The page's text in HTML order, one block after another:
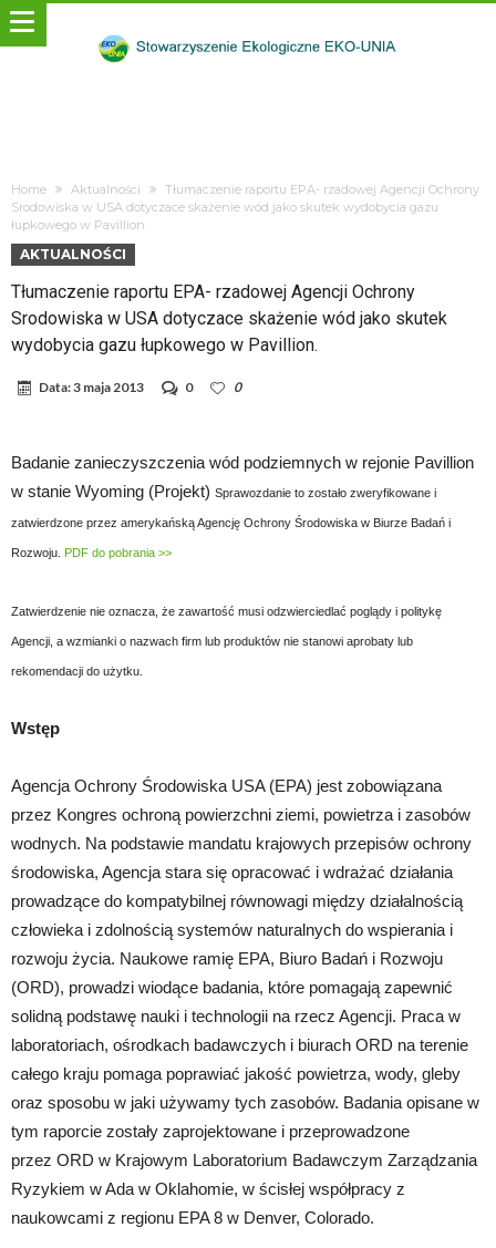
Home Aktualności
Tłumaczenie raportu EPA- rzadowej Agencji Ochrony
Srodowiska w USA dotyczace skażenie wód jako skutek wydobycia gazu
łupkowego w Pavillion.
AKTUALNOŚCI
Tłumaczenie raportu EPA- rzadowej Agencji Ochrony
Srodowiska w USA dotyczace skażenie wód jako skutek
wydobycia gazu łupkowego w Pavillion.
Data:3 maja 2013 0 0
Badanie zanieczyszczenia wód podziemnych w rejonie Pavillion
w stanie Wyoming (Projekt) Sprawozdanie to zostało zweryfikowane i
zatwierdzone przez amerykańską Agencję Ochrony Środowiska w Biurze Badań i
Rozwoju. PDF do pobrania >>
Zatwierdzenie nie oznacza, że zawartość musi odzwierciedlać poglądy i politykę
Agencji, a wzmianki o nazwach firm lub produktów nie stanowi aprobaty lub
rekomendacji do użytku.
Wstęp
Agencja Ochrony Środowiska USA (EPA) jest zobowiązana
przez Kongres ochroną powierzchni ziemi, powietrza i zasobów
wodnych. Na podstawie mandatu krajowych przepisów ochrony
środowiska, Agencja stara się opracować i wdrażać działania
prowadzące do kompatybilnej równowagi między działalnością
człowieka i zdolnością systemów naturalnych do wspierania i
rozwoju życia. Naukowe ramię EPA, Biuro Badań i Rozwoju
(ORD), prowadzi wiodące badania, które pomagają zapewnić
solidną podstawę nauki i technologii na rzecz Agencji. Praca w
laboratoriach, ośrodkach badawczych i biurach ORD na terenie
całego kraju pomaga poprawiać jakość powietrza, wody, gleby
oraz sposobu w jaki używamy tych zasobów. Badania opisane w
tym raporcie zostały zaprojektowane i przeprowadzone
przez ORD w Krajowym Laboratorium Badawczym Zarządzania
Ryzykiem w Ada w Oklahomie, w ścisłej współpracy z
naukowcami z regionu EPA 8 w Denver, Colorado.